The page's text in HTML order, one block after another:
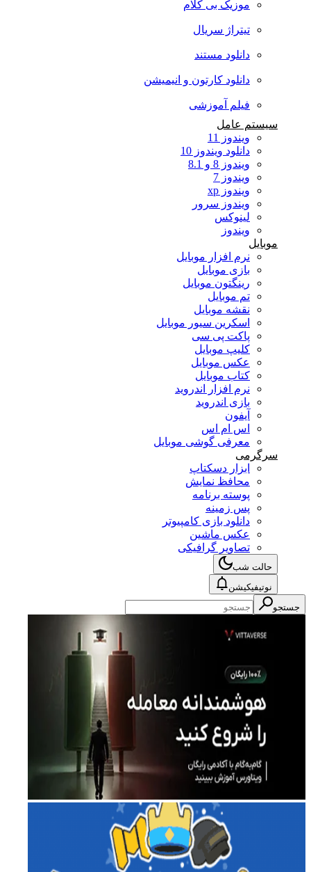
موزیک بی کلام
تیتراژ سریال
دانلود مستند
دانلود کارتون و انیمیشن
فیلم آموزشی
سیستم عامل
ویندوز 11
دانلود ویندوز 10
ویندوز 8 و 8.1
ویندوز 7
ویندوز xp
ویندوز سرور
لینوکس
ویندوز
موبایل
نرم افزار موبایل
بازی موبایل
رینگتون موبایل
تم موبایل
نقشه موبایل
اسکرین سیور موبایل
پاکت پی سی
کلیپ موبایل
عکس موبایل
کتاب موبایل
نرم افزار اندروید
بازی اندروید
آیفون
اس ام اس
معرفی گوشی موبایل
سرگرمی
ابزار دسکتاپ
محافظ نمایش
پوسته برنامه
پس زمینه
دانلود بازی کامپیوتر
عکس ماشین
تصاویر گرافیکی
حالت شب
نوتیفیکیشن
جستجو